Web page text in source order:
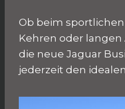
Ob beim
Kehren oder
die neue Jaguar
jederzeit den